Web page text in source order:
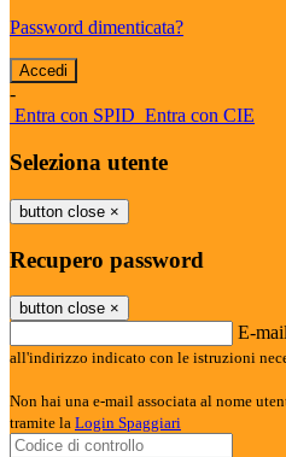
Password dimenticata?
-
Entra con SPID Entra con CIE
Seleziona utente
button close ×
Recupero password
button close ×
E-mail
all'indirizzo indicato con le istruzioni
Non hai una e-mail associata al nome
tramite la Login Spaggiari